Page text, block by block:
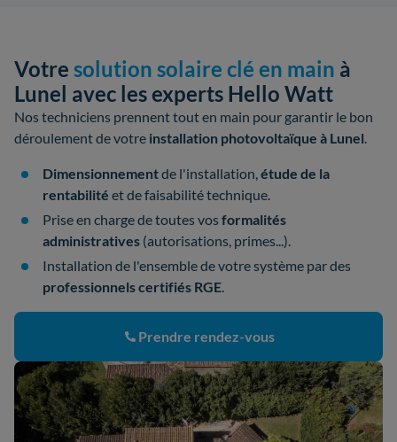
Votre solution solaire clé en main à
Lunel avec les experts Hello Watt
Nos techniciens prennent tout en main pour garantir le bon
déroulement de votre installation photovoltaïque à Lunel
Dimensionnementde l'installation, étude de la
rentabilité et de faisabilité technique.
Prise en charge de toutes vosformalités
administratives (autorisations, primes...).
Installation de l'ensemble de votre système par des
professionnels certifiés RGE
Prendre rendez-vous